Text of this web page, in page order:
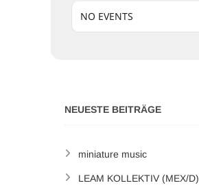
NO EVENTS
NEUESTE BEITRÄGE
miniature music
LEAM KOLLEKTIV (MEX/D)